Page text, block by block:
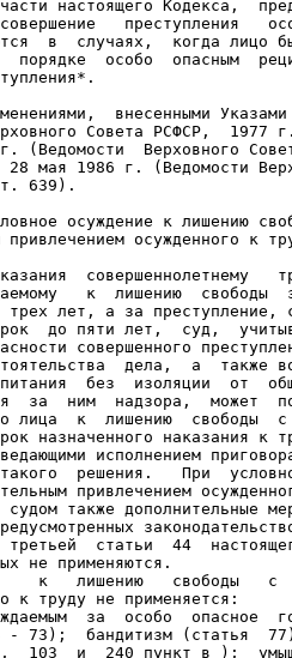
настоящего Кодекса,
преступления
в  случаях,  когда лицо
порядке  особо  опасным
внесенными
Совета РСФСР,
(Ведомости  Верховного
мая 1986 г. (Ведомости
639).
привлечением осужденного к
совершеннолетнему
к  лишению  свободы
трех лет, а за преступление,
до пяти лет,  суд,
совершенного
дела,  а  также
без  изоляции  от
за  ним  надзора,  может
лица  к  лишению  свободы  с
назначенного наказания к
исполнением
решения.   При
привлечением
также дополнительные
статьи  44
к   лишению   свободы   с
за  особо  опасное
- 73);  бандитизм (статья
103  и  240 пункт в );